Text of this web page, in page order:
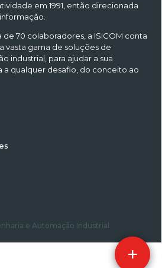
em 1991, então direcionada
70 colaboradores, a ISICOM conta
vasta gama de soluções de
industrial, para ajudar a sua
a qualquer desafio, do conceito ao
e Automação Industrial